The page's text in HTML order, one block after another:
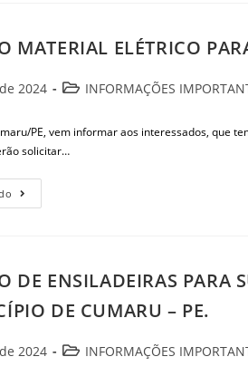
MATERIAL ELÉTRICO
2024 INFORMAÇÕES
PE, vem informar aos interessados, que tem
solicitar…
DE ENSILADEIRAS PARA
DE CUMARU – PE.
2024 INFORMAÇÕES